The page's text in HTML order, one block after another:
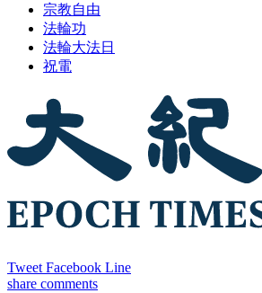
宗教自由
法輪功
法輪大法日
祝電
Tweet Facebook Line
share comments